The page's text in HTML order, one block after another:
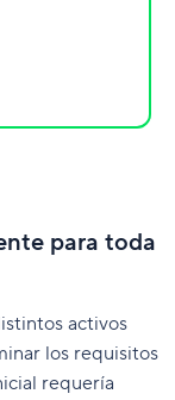
para toda
activos
los requisitos
requería